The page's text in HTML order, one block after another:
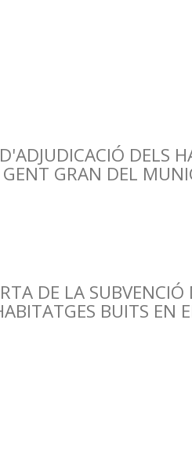
DELS
GRAN DEL
DE LA SUBVENCIÓ
BUITS EN